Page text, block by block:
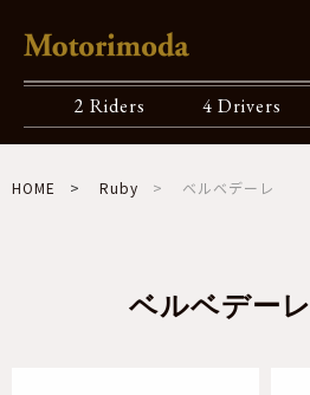
2 Riders 4 Drivers
HOME Ruby ベルベデーレ
ベルベデーレ